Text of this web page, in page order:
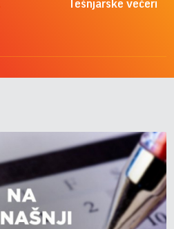
Tešnjarske večeri